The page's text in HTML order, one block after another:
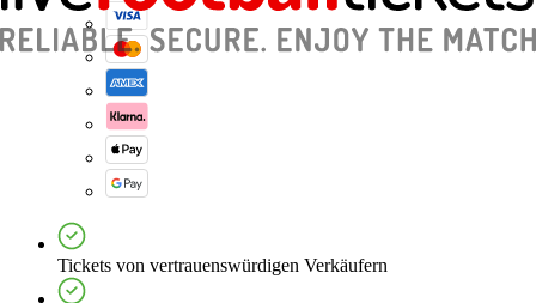
Tickets von vertrauenswürdigen Verkäufern